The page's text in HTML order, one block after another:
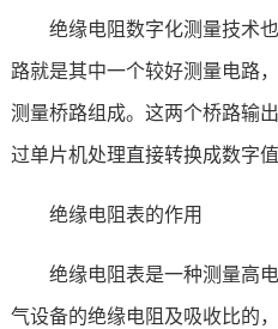
绝缘电阻数字化测量技术也
路就是其中一个较好测量电路
测量桥路组成。这两个桥路输
过单片机处理直接转换成数字值
绝缘电阻表的作用
绝缘电阻表是一种测量高电
气设备的绝缘电阻及吸收比的